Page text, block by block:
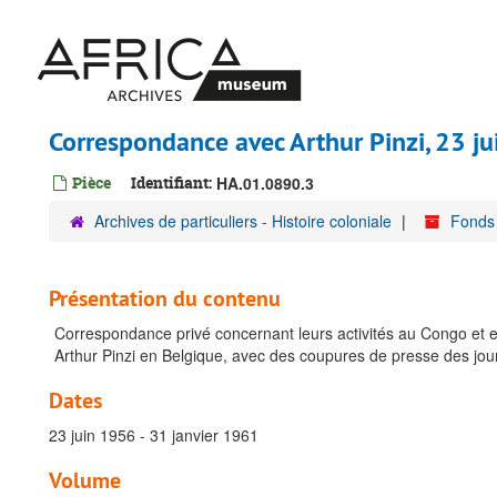
contenu
principal
Correspondance avec Arthur Pinzi, 23
Pièce Identifiant: HA.01.0890.3
Archives de particuliers - Histoire coloniale
Présentation du contenu
Correspondance privé concernant leurs activités au Congo
Arthur Pinzi en Belgique, avec des coupures de presse des
Dates
23 juin 1956 - 31 janvier 1961
Volume